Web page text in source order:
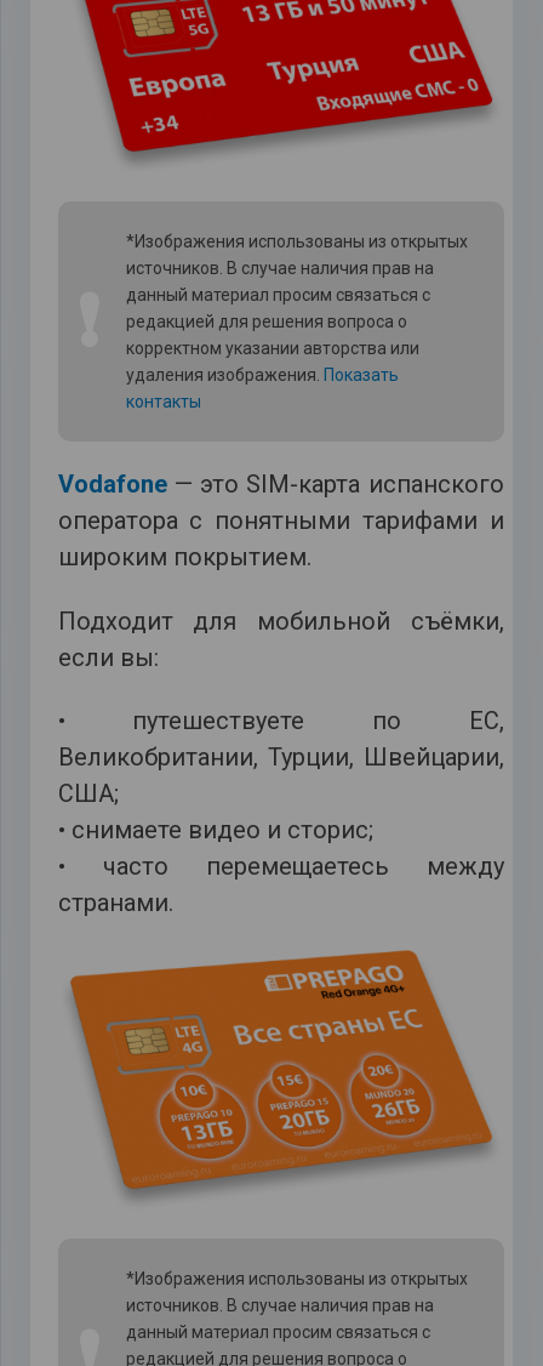
*Изображения использованы из открытых
источников. В случае наличия прав на
данный материал просим связаться с
редакцией для решения вопроса о
корректном указании авторства или
удаления изображения. Показать
контакты
Vodafone— это SIM-карта испанского
оператора с понятными тарифами и
широким покрытием.
Подходит для мобильной съёмки,
если вы:
• путешествуете по ЕС,
Великобритании, Турции, Швейцарии,
США;
• снимаете видео и сторис;
• часто перемещаетесь между
странами.
*Изображения использованы из открытых
источников. В случае наличия прав на
данный материал просим связаться с
редакцией для решения вопроса о